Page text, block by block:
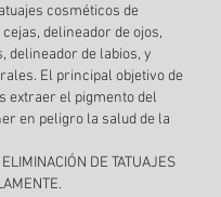
cosméticos de
delineador de ojos,
delineador de labios, y
El principal objetivode
extraer el pigmento del
en peligro la salud de la
DE TATUAJES